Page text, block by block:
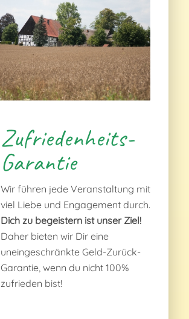
Zufriedenheits-
Garantie
Wir führen jede Veranstaltung mit
viel Liebe und Engagement durch.
Dich zu begeistern ist unser Ziel!
Daher bieten wir Dir eine
uneingeschränkte Geld-Zurück-
Garantie, wenn du nicht 100%
zufrieden bist!